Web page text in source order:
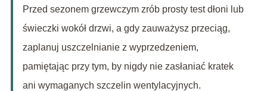
Przed sezonem grzewczym zrób prosty test dłoni lub
świeczki wokół drzwi, a gdy zauważysz przeciąg,
zaplanuj uszczelnianie z wyprzedzeniem,
pamiętając przy tym, by nigdy nie zasłaniać kratek
ani wymaganych szczelin wentylacyjnych.